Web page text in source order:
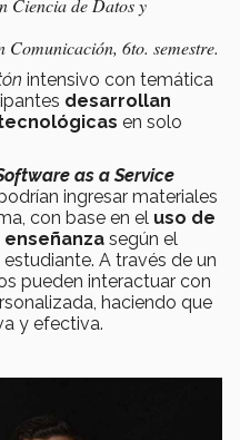
Ciencia de Datos y
6to. semestre.
intensivo con temática
desarrollan
en solo
as a Service
ingresar materiales
con base en el uso de
según el
A través de un
pueden interactuar con
haciendo que
y efectiva.